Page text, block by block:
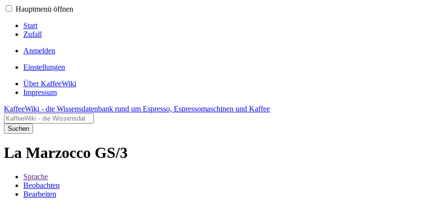
Hauptmenü öffnen
Start
Zufall
Anmelden
Einstellungen
Über KaffeeWiki
Impressum
KaffeeWiki - die Wissensdatenbank rund um Espresso, Espressomaschinen und Kaffee
Suchen
La Marzocco GS/3
Sprache
Beobachten
Bearbeiten